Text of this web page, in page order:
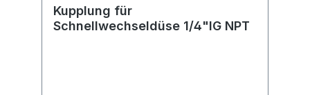
Kupplung für
Schnellwechseldüse 1/4"IG NPT